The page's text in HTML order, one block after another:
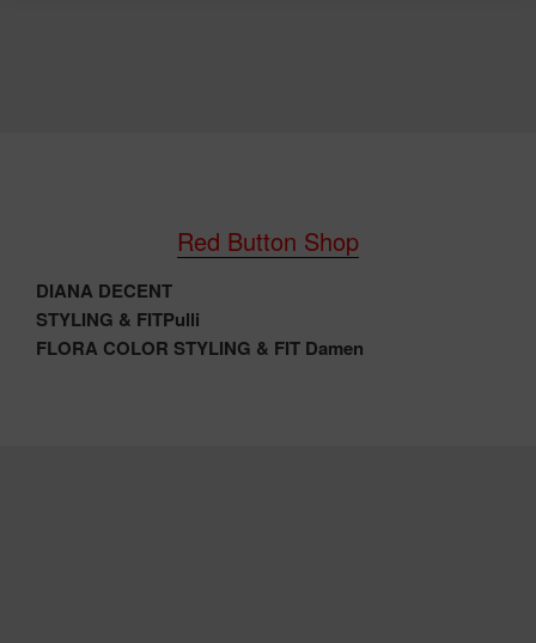
Red Button Shop
DIANA DECENT
STYLING & FITPulli
FLORA COLOR STYLING & FIT Damen